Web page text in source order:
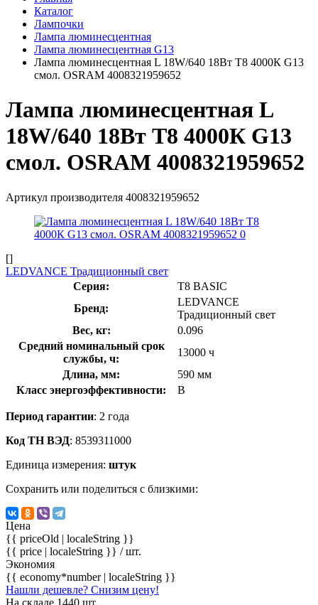
Каталог
Лампочки
Лампа люминесцентная
Лампа люминесцентная G13
Лампа люминесцентная L 18W/640 18Вт T8 4000К G13
смол. OSRAM 4008321959652
Лампа люминесцентная L
18W/640 18Вт T8 4000К G13
смол. OSRAM 4008321959652
Артикул производителя 4008321959652
[]
LEDVANCE Традиционный свет
Серия:
T8 BASIC
Бренд:
LEDVANCE
Традиционный свет
Вес, кг:
0.096
Средний номинальный срок
службы, ч:
13000 ч
Длина, мм:
590 мм
Класс энергоэффективности:
B
Период гарантии: 2 года
Код ТН ВЭД: 8539311000
Единица измерения: штук
Сохранить или поделиться с близкими:
Цена
{{ priceOld | localeString }}
{{ price | localeString }} / шт.
Экономия
{{ economy*number | localeString }}
Нашли дешевле? Снизим цену!
На складе 1440 шт.